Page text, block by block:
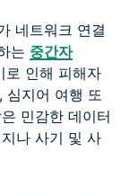
네트워크 연결
는 중간자
로 인해 피해자
심지어 여행 또
민감한 데이터
나 사기 및 사